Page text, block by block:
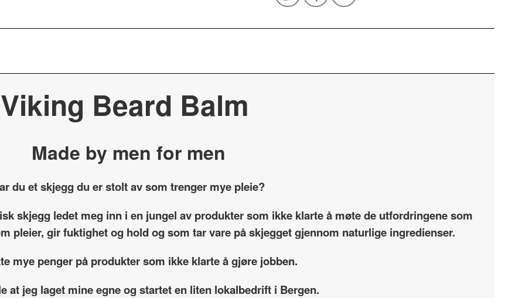
Viking Beard Balm
Made by men for men
du et skjegg du er stolt av som trenger mye pleie?
skjegg ledet meg inn i en jungel av produkter som ikke klarte å møte de utfordringene som
pleier, gir fuktighet og hold og som tar vare på skjegget gjennom naturlige ingredienser.
mye penger på produkter som ikke klarte å gjøre jobben.
at jeg laget mine egne og startet en liten lokalbedrift i Bergen.